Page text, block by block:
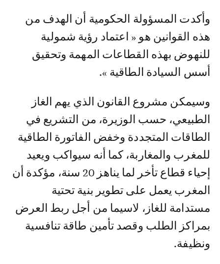
وأكدت المسؤولة الحكومية أن الهدف من
هذه القوانين هو « اعتماد رؤية شمولية
للنهوض بهذه القطاعات المهمة وتحقيق
أسس السيادة الطاقية ».
وسيمكن مشروع القانون الذي يهم الغاز
الطبيعي، حسب الوزيرة، من التشريع في
الطاقات المتجددة وخفض الفاتورة الطاقية
للمغرب والمغاربة، كما أنه سيواكب ويعيد
إحياء قطاع تأخر لما يناهز 20 سنة، مؤكدة أن
المغرب يعمل على تطوير بنية تحتية
مستدامة للغاز، لاسيما من أجل ربط العرض
بمراكز الطلب وقصد تأمين طاقة تنافسية
ونظيفة.